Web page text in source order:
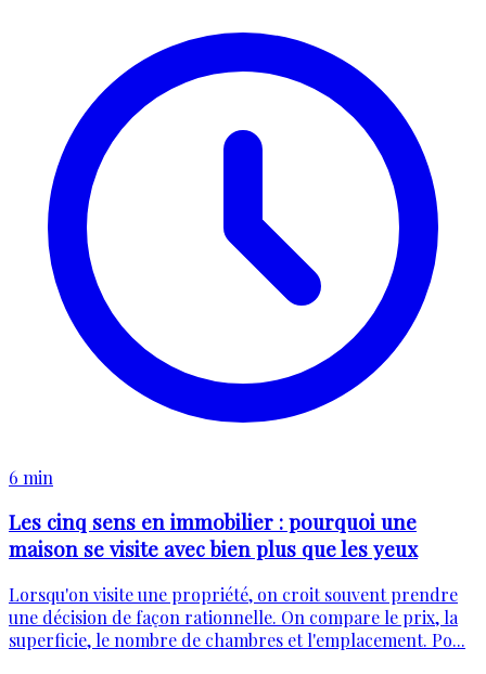
6 min
Les cinq sens en immobilier : pourquoi une
maison se visite avec bien plus que les yeux
Lorsqu'on visite une propriété, on croit souvent prendre
une décision de façon rationnelle. On compare le prix, la
superficie, le nombre de chambres et l'emplacement. Po...